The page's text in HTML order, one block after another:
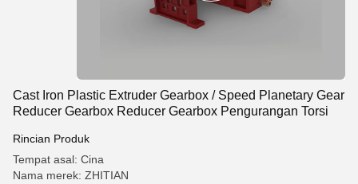
Cast Iron Plastic Extruder Gearbox / Speed ​​​​Planetary Gear
Reducer Gearbox Reducer Gearbox Pengurangan Torsi
Rincian Produk
Tempat asal: Cina
Nama merek: ZHITIAN